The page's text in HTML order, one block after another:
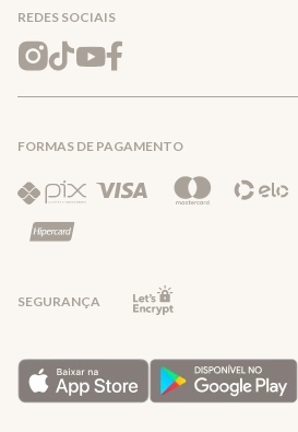
Mapa do Site
Wishlist
Entrega e Frete
Trocas e Devoluções
Política de Privacidade
REDES SOCIAIS
FORMAS DE PAGAMENTO
SEGURANÇA